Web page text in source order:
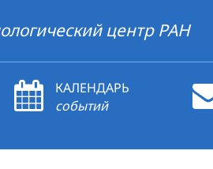
центр РАН
КАЛЕНДАРЬ
событий